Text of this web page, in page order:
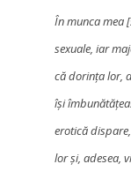
În munca mea
sexuale, iar
că dorința lor,
își
erotică
lor și, adesea,